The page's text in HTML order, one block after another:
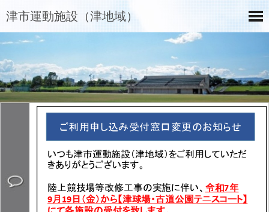
津市運動施設（津地域）